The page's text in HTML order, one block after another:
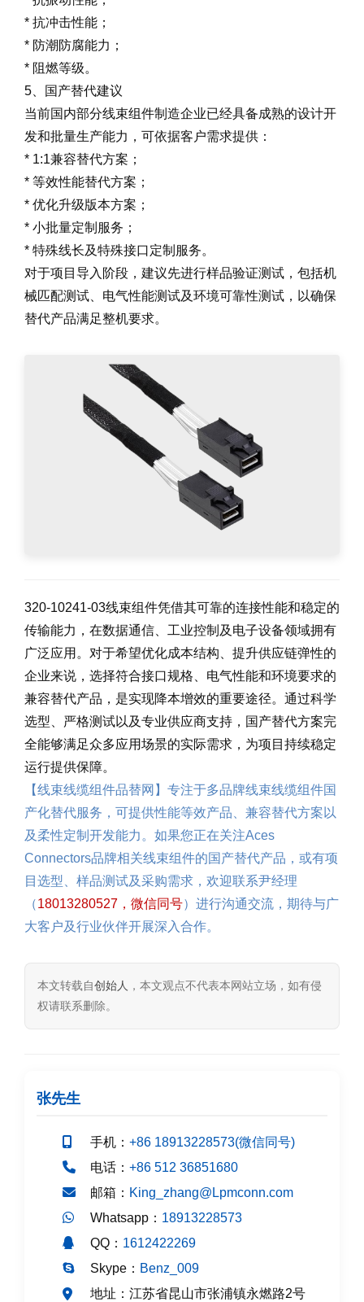
* 抗冲击性能；
* 防潮防腐能力；
* 阻燃等级。
5、国产替代建议
当前国内部分线束组件制造企业已经具备成熟的设计开
发和批量生产能力，可依据客户需求提供：
* 1:1兼容替代方案；
* 等效性能替代方案；
* 优化升级版本方案；
* 小批量定制服务；
* 特殊线长及特殊接口定制服务。
对于项目导入阶段，建议先进行样品验证测试，包括机
械匹配测试、电气性能测试及环境可靠性测试，以确保
替代产品满足整机要求。
320-10241-03线束组件凭借其可靠的连接性能和稳定的
传输能力，在数据通信、工业控制及电子设备领域拥有
广泛应用。对于希望优化成本结构、提升供应链弹性的
企业来说，选择符合接口规格、电气性能和环境要求的
兼容替代产品，是实现降本增效的重要途径。通过科学
选型、严格测试以及专业供应商支持，国产替代方案完
全能够满足众多应用场景的实际需求，为项目持续稳定
运行提供保障。
【线束线缆组件品替网】专注于多品牌线束线缆组件国
产化替代服务，可提供性能等效产品、兼容替代方案以
及柔性定制开发能力。如果您正在关注Aces
Connectors品牌相关线束组件的国产替代产品，或有项
目选型、样品测试及采购需求，欢迎联系尹经理
（18013280527，微信同号）进行沟通交流，期待与广
大客户及行业伙伴开展深入合作。
本文转载自创始人 ，本文观点不代表本网站立场，如有侵
权请联系删除。
张先生
手机： +86 18913228573(微信同号)
电话： +86 512 36851680
邮箱： King_zhang@Lpmconn.com
Whatsapp： 18913228573
QQ： 1612422269
Skype： Benz_009
地址： 江苏省昆山市张浦镇永燃路2号